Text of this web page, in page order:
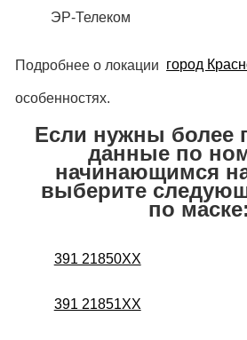
ЭР-Телеком
Подробнее о локации город
особенностях.
Если нужны более
данные по
начинающимся на
выберите
по
391 21850XX
391 21851XX